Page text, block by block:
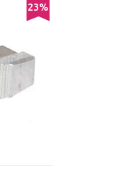
23%